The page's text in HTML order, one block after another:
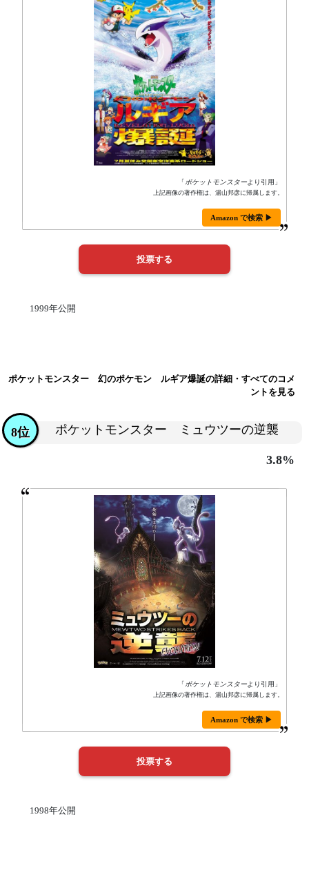
「ポケットモンスターより引用」
上記画像の著作権は、湯山邦彦に帰属します。
Amazon で検索 ▶
1999年公開
ポケットモンスター 幻のポケモン ルギア爆誕の詳細・すべてのコメ
ントを見る
ポケットモンスター ミュウツーの逆襲
8位
3.8%
「ポケットモンスターより引用」
上記画像の著作権は、湯山邦彦に帰属します。
Amazon で検索 ▶
1998年公開